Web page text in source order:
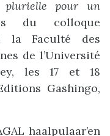
pour un
du colloque
la Faculté des
de l’Université
les 17 et 18
Gashingo,
haalpulaar’en